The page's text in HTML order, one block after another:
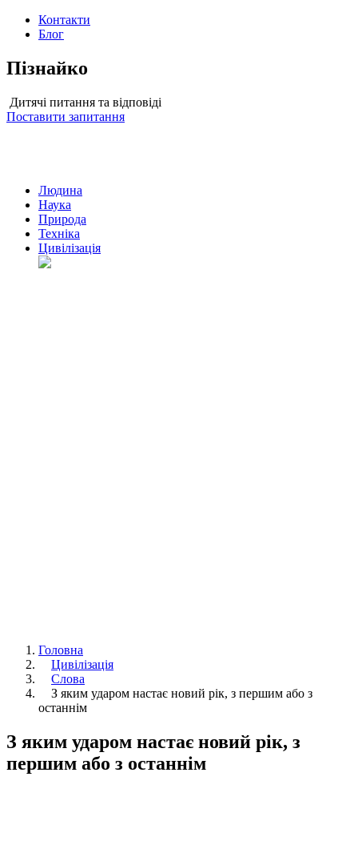
Контакти
Блог
Пізнайко
Дитячі питання та відповіді
Поставити запитання
Людина
Наука
Природа
Техніка
Цивілізація
Головна
Цивілізація
Слова
З яким ударом настає новий рік, з першим або з
останнім
З яким ударом настає новий рік, з
першим або з останнім